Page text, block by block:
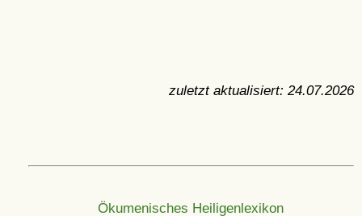
zuletzt aktualisiert: 24.07.2026
Ökumenisches Heiligenlexikon